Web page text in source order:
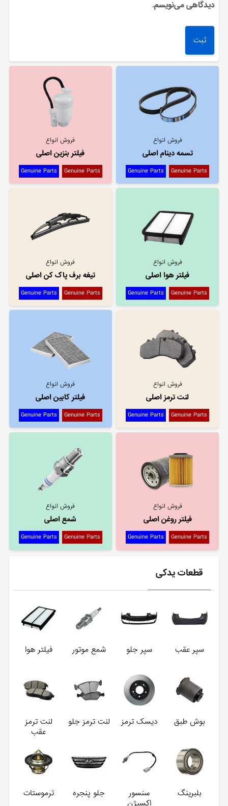
دیدگاهی می‌نویسم.
فروش انواع
تسمه دینام اصلی
Genuine Parts
Genuine Parts
فروش انواع
فیلتر بنزین اصلی
Genuine Parts
Genuine Parts
فروش انواع
فیلتر هوا اصلی
Genuine Parts
Genuine Parts
فروش انواع
تیغه برف پاک کن اصلی
Genuine Parts
Genuine Parts
فروش انواع
لنت ترمز اصلی
Genuine Parts
Genuine Parts
فروش انواع
فیلتر کابین اصلی
Genuine Parts
Genuine Parts
فروش انواع
فیلتر روغن اصلی
Genuine Parts
Genuine Parts
فروش انواع
شمع اصلی
Genuine Parts
Genuine Parts
قطعات یدکی
سپر عقب سپر جلو شمع موتور فیلتر هوا
بوش طبق دیسک ترمز لنت ترمز جلو
لنت ترمز
عقب
بلبرینگ
سنسور
جلو پنجره ترموستات